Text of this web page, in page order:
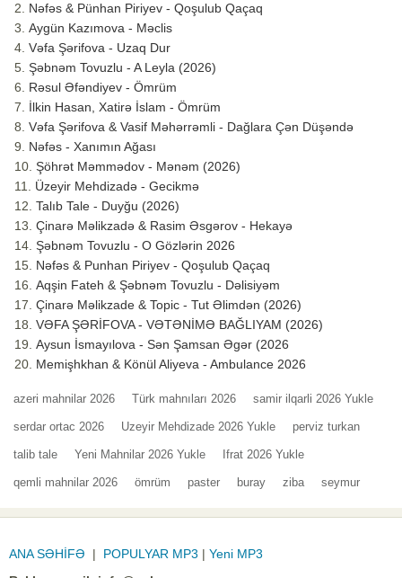
Nəfəs & Pünhan Piriyev - Qoşulub Qaçaq
Aygün Kazımova - Məclis
Vəfa Şərifova - Uzaq Dur
Şəbnəm Tovuzlu - A Leyla (2026)
Rəsul Əfəndiyev - Ömrüm
İlkin Hasan, Xatirə İslam - Ömrüm
Vəfa Şərifova & Vasif Məhərrəmli - Dağlara Çən Düşəndə
Nəfəs - Xanımın Ağası
Şöhrət Məmmədov - Mənəm (2026)
Üzeyir Mehdizadə - Gecikmə
Talıb Tale - Duyğu (2026)
Çinarə Məlikzadə & Rasim Əsgərov - Hekayə
Şəbnəm Tovuzlu - O Gözlərin 2026
Nəfəs & Punhan Piriyev - Qoşulub Qaçaq
Aqşin Fateh & Şəbnəm Tovuzlu - Dəlisiyəm
Çinarə Məlikzade & Topic - Tut Əlimdən (2026)
VƏFA ŞƏRİFOVA - VƏTƏNİMƏ BAĞLIYAM (2026)
Aysun İsmayılova - Sən Şamsan Əgər (2026
Memişhkhan & Könül Aliyeva - Ambulance 2026
azeri mahnilar 2026 Türk mahnıları 2026 samir ilqarli 2026 Yukle
serdar ortac 2026 Uzeyir Mehdizade 2026 Yukle perviz turkan
talib tale Yeni Mahnilar 2026 Yukle Ifrat 2026 Yukle
qemli mahnilar 2026 ömrüm paster buray ziba seymur
ANA SƏHİFƏ | POPULYAR MP3 | Yeni MP3